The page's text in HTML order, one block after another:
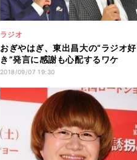
ラジオ
おぎやはぎ、東出昌大の“ラジオ好
き”発言に感謝も心配するワケ
2018/09/07 19:30